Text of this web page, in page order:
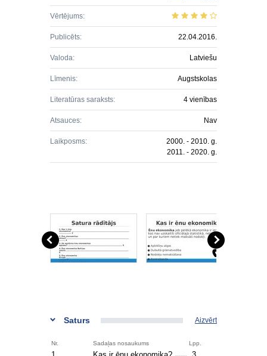
Vērtējums:
Publicēts: 22.04.2016.
Valoda: Latviešu
Līmenis: Augstskolas
Literatūras saraksts: 4 vienības
Atsauces: Nav
Laikposms:
2000. - 2010. g.
2011. - 2020. g.
Saturs Aizvērt
Nr. Sadaļas nosaukums Lpp.